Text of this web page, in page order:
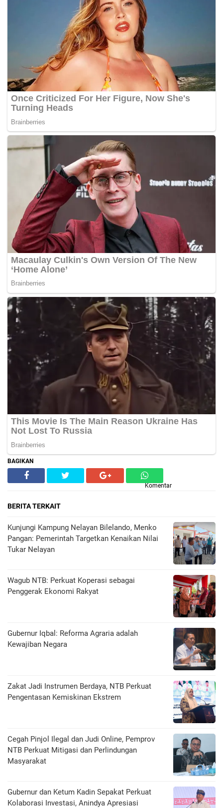
BAGIKAN
Komentar
BERITA TERKAIT
Kunjungi Kampung Nelayan Bilelando, Menko
Pangan: Pemerintah Targetkan Kenaikan Nilai
Tukar Nelayan
Wagub NTB: Perkuat Koperasi sebagai
Penggerak Ekonomi Rakyat
Gubernur Iqbal: Reforma Agraria adalah
Kewajiban Negara
Zakat Jadi Instrumen Berdaya, NTB Perkuat
Pengentasan Kemiskinan Ekstrem
Cegah Pinjol Ilegal dan Judi Online, Pemprov
NTB Perkuat Mitigasi dan Perlindungan
Masyarakat
Gubernur dan Ketum Kadin Sepakat Perkuat
Kolaborasi Investasi, Anindya Apresiasi